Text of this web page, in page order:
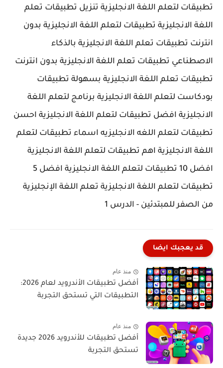
تطبيقات لتعلم اللغة الانجليزية تنزيل تطبيقات تعلم
اللغة الانجليزية تطبيقات لتعلم اللغة الانجليزية بدون
انترنت تطبيقات تعلم اللغة الانجليزية بالذكاء
الاصطناعي تطبيقات تعلم اللغة الانجليزية بدون انترنت
تطبيقات تعلم اللغة الانجليزية بسهولة تطبيقات
بودكاست لتعلم اللغة الانجليزية برنامج لتعلم اللغة
الانجليزية افضل تطبيقات لتعلم اللغة الانجليزية احسن
تطبيقات لتعلم اللغه الانجليزيه اسماء تطبيقات لتعلم
اللغة الانجليزية اهم تطبيقات لتعلم اللغة الانجليزية
افضل 10 تطبيقات لتعلم اللغة الانجليزية افضل 5
تطبيقات لتعلم اللغة الانجليزية تعلم اللغة الإنجليزية
من الصفر للمبتدئين - الدرس 1
قد يعجبك ايضا
منذ عام
أفضل تطبيقات الأندرويد لعام 2026:
التطبيقات التي تستحق التجربة
منذ عام
أفضل تطبيقات للأندرويد 2026 جديدة
تستحق التجربة